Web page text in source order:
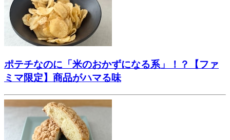
ポテチなのに「米のおかずになる系」！？【ファ
ミマ限定】商品がハマる味